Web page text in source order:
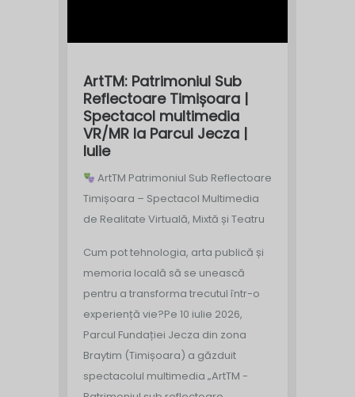
ArtTM: Patrimoniul Sub
Reflectoare Timișoara |
Spectacol multimedia
VR/MR la Parcul Jecza |
Iulie
ArtTM Patrimoniul Sub Reflectoare
Timișoara – Spectacol Multimedia
de Realitate Virtuală, Mixtă și Teatru
Cum pot tehnologia, arta publică și
memoria locală să se unească
pentru a transforma trecutul într-o
experiență vie?Pe 10 iulie 2026,
Parcul Fundației Jecza din zona
Braytim (Timișoara) a găzduit
spectacolul multimedia „ArtTM -